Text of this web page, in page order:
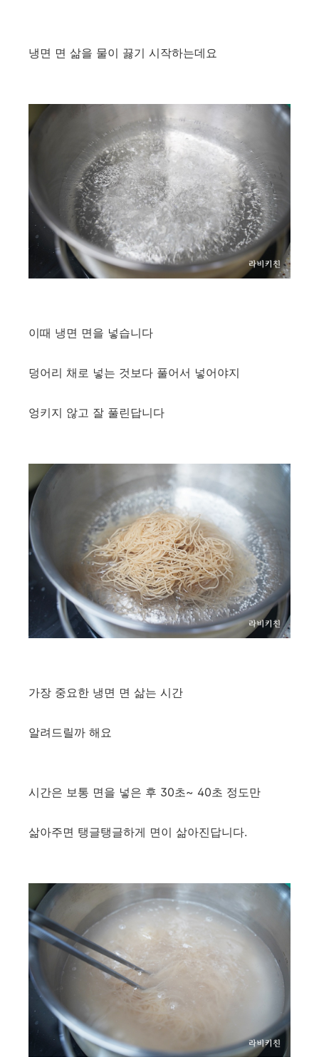
냉면 면 삶을 물이 끓기 시작하는데요
이때 냉면 면을 넣습니다
덩어리 채로 넣는 것보다 풀어서 넣어야지
엉키지 않고 잘 풀린답니다
가장 중요한 냉면 면 삶는 시간
알려드릴까 해요
시간은 보통 면을 넣은 후 30초~ 40초 정도만
삶아주면 탱글탱글하게 면이 삶아진답니다.